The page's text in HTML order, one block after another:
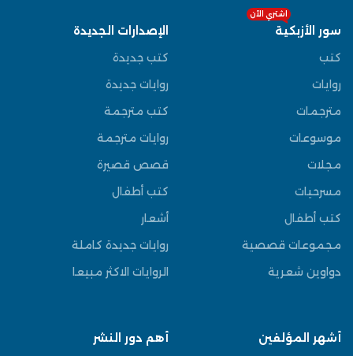
سور الأزبكية
اشتري الآن
كتب
روايات
مترجمات
موسوعات
مجلات
مسرحيات
كتب أطفال
مجموعات قصصية
دواوين شعرية
الإصدارات الجديدة
كتب جديدة
روايات جديدة
كتب مترجمة
روايات مترجمة
قصص قصيرة
كتب أطفال
أشعار
روايات جديدة كاملة
الروايات الاكثر مبيعا
أشهر المؤلفين
أهم دور النشر